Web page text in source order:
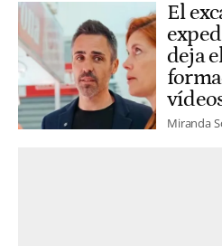
El
deja
Miranda